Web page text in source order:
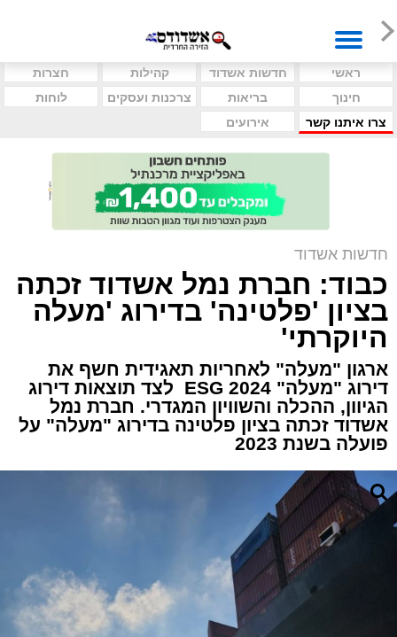
ראשי חדשות אשדוד קהילות
חצרות
חינוך
בריאות צרכנות ועסקים
לוחות
צרו איתנו קשר
אירועים
חדשות אשדוד
כבוד: חברת נמל אשדוד זכתה
בציון 'פלטינה' בדירוג 'מעלה
היוקרתי'
ארגון "מעלה" לאחריות תאגידית חשף את
דירוג "מעלה" ESG 2024 לצד תוצאות דירוג
הגיוון, ההכלה והשוויון המגדרי. חברת נמל
אשדוד זכתה בציון פלטינה בדירוג "מעלה" על
פועלה בשנת 2023